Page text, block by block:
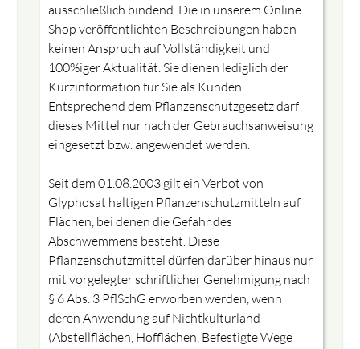
ausschließlich bindend. Die in unserem Online
Shop veröffentlichten Beschreibungen haben
keinen Anspruch auf Vollständigkeit und
100%iger Aktualität. Sie dienen lediglich der
Kurzinformation für Sie als Kunden.
Entsprechend dem Pflanzenschutzgesetz darf
dieses Mittel nur nach der Gebrauchsanweisung
eingesetzt bzw. angewendet werden.
Seit dem 01.08.2003 gilt ein Verbot von
Glyphosat haltigen Pflanzenschutzmitteln auf
Flächen, bei denen die Gefahr des
Abschwemmens besteht. Diese
Pflanzenschutzmittel dürfen darüber hinaus nur
mit vorgelegter schriftlicher Genehmigung nach
§ 6 Abs. 3 PflSchG erworben werden, wenn
deren Anwendung auf Nichtkulturland
(Abstellflächen, Hofflächen, Befestigte Wege